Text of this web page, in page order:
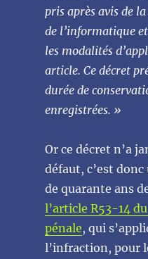
pris après avis de
de l’informatique
les modalités
article. Ce décret
durée de
enregistrées. »
Or ce décret n’a
défaut, c’est
de quarante ans
l’article R53-14
pénale, qui
l’infraction, pour